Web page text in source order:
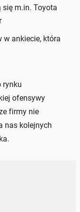
m.in. Toyota
w ankiecie, która
rynku
ofensywy
firmy nie
nas kolejnych